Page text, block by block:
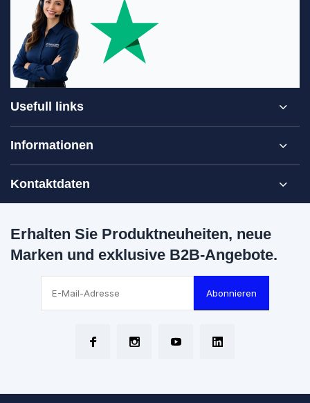
Usefull links
Informationen
Kontaktdaten
Erhalten Sie Produktneuheiten, neue
Marken und exklusive B2B-Angebote.
Abonnieren